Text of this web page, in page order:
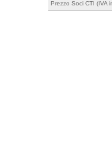
Prezzo Soci CTI (IVA